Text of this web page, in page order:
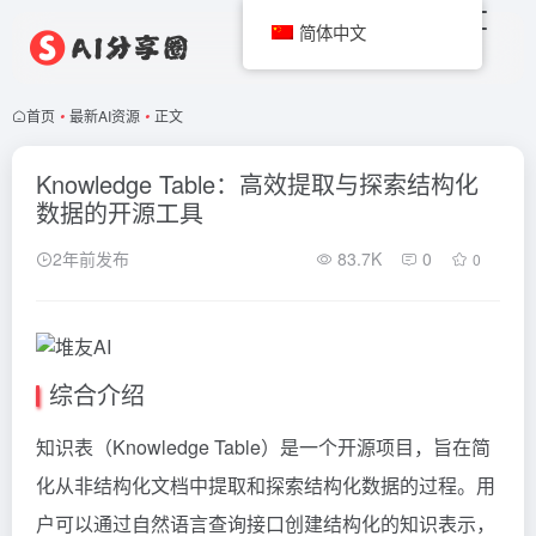
首页 • 最新AI资源 • 正文
Knowledge Table：高效提取与探索结构化
数据的开源工具
2年前发布 83.7K 0 0
综合介绍
知识表（Knowledge Table）是一个开源项目，旨在简
化从非结构化文档中提取和探索结构化数据的过程。用
户可以通过自然语言查询接口创建结构化的知识表示，
简体中文